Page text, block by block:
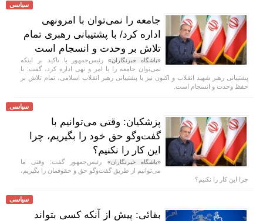
سیاسی
جامعه را نمی‌توان با امرونهی
اداره کرد/ با پشتیبانی رهبری تمام
تلاش بر وحدت و انسجام است
«باشگاه خبرنگاران»رئیس‌جمهور با تاکید بر اینکه
نمی‌توان جامعه را با امر و نهی اداره کرد، گفت: با
پشتیبانی رهبر شهید انقلاب و اکنون نیز با پشتیبانی رهبر انقلاب اسلامی، تمام تلاش بر
حفظ وحدت و انسجام است.
سیاسی
پزشکیان: وقتی می‌توانیم با
گفت‌و‌گو حق خود را بگیریم، چرا
این کار را نکنیم؟
«باشگاه خبرنگاران» رئیس‌جمهور گفت: وقتی ما
می‌توانیم از طریق گفت‌و‌گو حق و حقوقمان را بگیریم،
چرا این کار را نکنیم؟
سیاسی
بقائی: پیش از آنکه کسی بتواند